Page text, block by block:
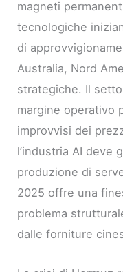
magneti
tecnologiche
di
Australia, Nord
strategiche. Il
margine operativo
improvvisi dei
l’industria AI deve
produzione di
2025 offre una
problema
dalle forniture